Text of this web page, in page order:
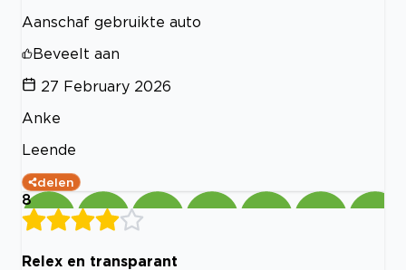
Aanschaf gebruikte auto
Beveelt aan
27 February 2026
Anke
Leende
delen
8
Relex en transparant